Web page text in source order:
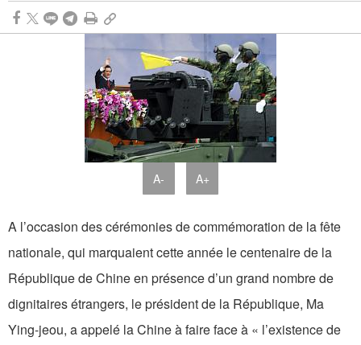
A- A+
A l’occasion des cérémonies de commémoration de la fête
nationale, qui marquaient cette année le centenaire de la
République de Chine en présence d’un grand nombre de
dignitaires étrangers, le président de la République, Ma
Ying-jeou, a appelé la Chine à faire face à « l’existence de